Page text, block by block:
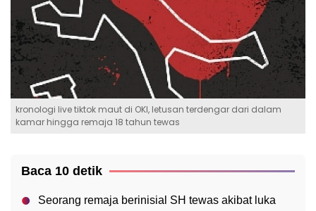
kronologi live tiktok maut di OKI, letusan terdengar dari dalam
kamar hingga remaja 18 tahun tewas
Baca 10 detik
Seorang remaja berinisial SH tewas akibat luka